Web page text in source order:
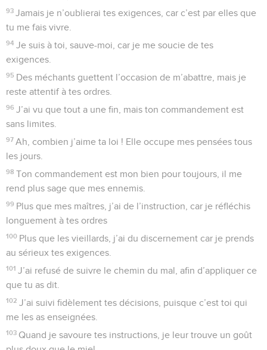
93 Jamais je n’oublierai tes exigences, car c’est par elles que
tu me fais vivre.
94 Je suis à toi, sauve-moi, car je me soucie de tes
exigences.
95 Des méchants guettent l’occasion de m’abattre, mais je
reste attentif à tes ordres.
96 J’ai vu que tout a une fin, mais ton commandement est
sans limites.
97 Ah, combien j’aime ta loi ! Elle occupe mes pensées tous
les jours.
98 Ton commandement est mon bien pour toujours, il me
rend plus sage que mes ennemis.
99 Plus que mes maîtres, j’ai de l’instruction, car je réfléchis
longuement à tes ordres
100 Plus que les vieillards, j’ai du discernement car je prends
au sérieux tes exigences.
101 J’ai refusé de suivre le chemin du mal, afin d’appliquer ce
que tu as dit.
102 J’ai suivi fidèlement tes décisions, puisque c’est toi qui
me les as enseignées.
103 Quand je savoure tes instructions, je leur trouve un goût